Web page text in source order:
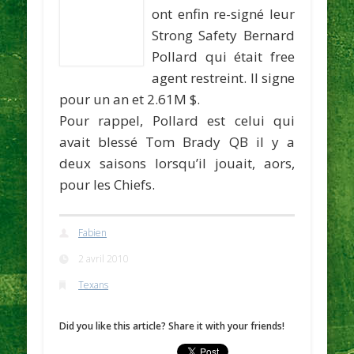
ont enfin re-signé leur
Strong Safety Bernard
Pollard qui était free
agent restreint. Il signe
pour un an et 2.61M $.
Pour rappel, Pollard est celui qui
avait blessé Tom Brady QB il y a
deux saisons lorsqu’il jouait, aors,
pour les Chiefs.
Fabien
2 avril 2010
Texans
Did you like this article? Share it with your friends!